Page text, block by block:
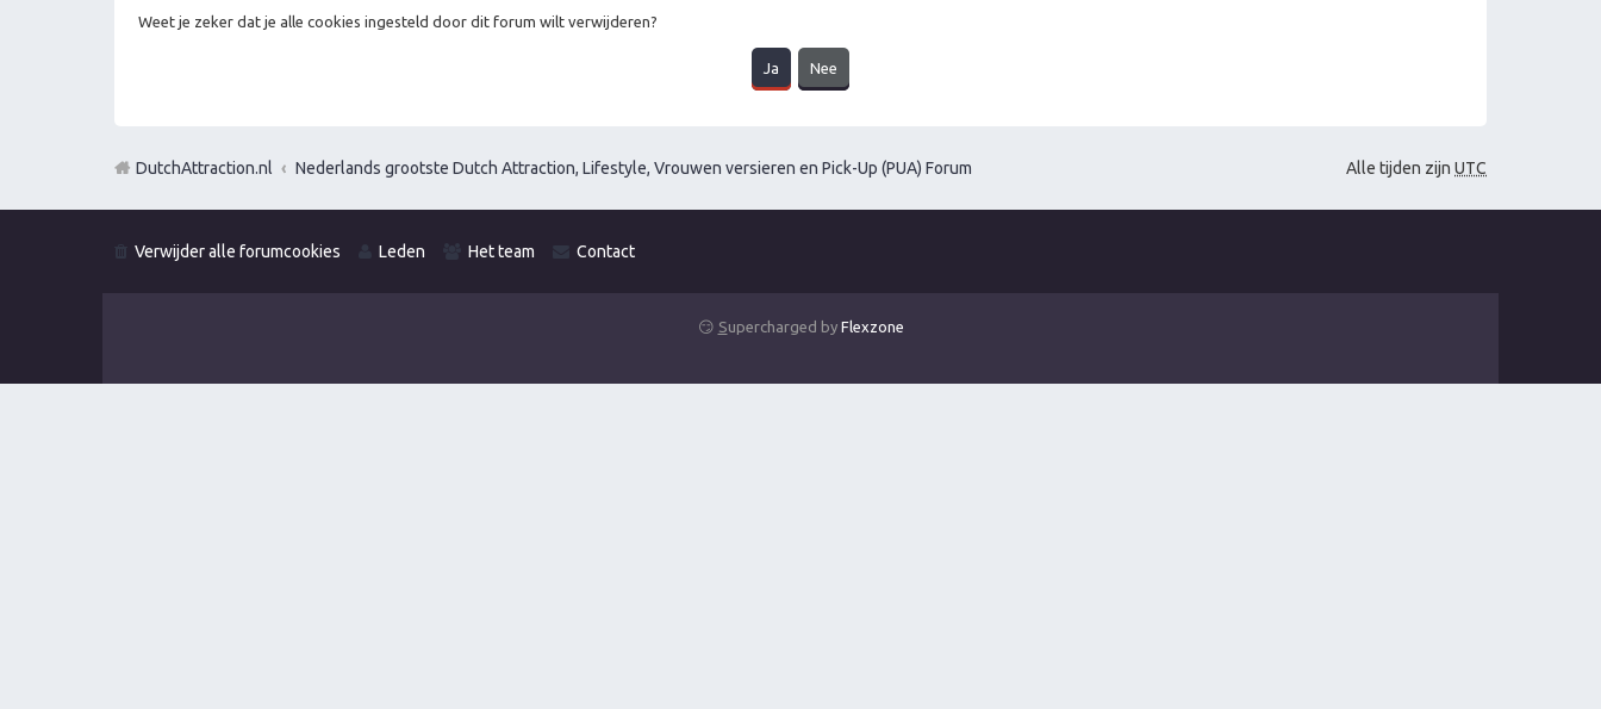
Weet je zeker dat je alle cookies ingesteld door dit forum wilt verwijderen?
Alle tijden zijn UTC
DutchAttraction.nl Nederlands grootste Dutch Attraction, Lifestyle, Vrouwen versieren en Pick-Up (PUA) Forum
Verwijder alle forumcookies Leden Het team Contact
😏 Supercharged by Flexzone